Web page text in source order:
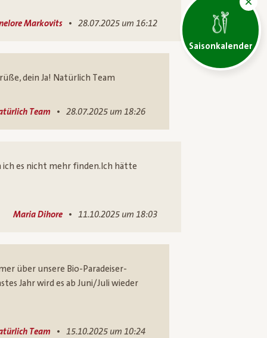
Saisonkalender
Markovits • 28.07.2025 um 16:12
dein Ja! Natürlich Team
Team • 28.07.2025 um 18:26
ich es nicht mehr finden.Ich hätte
Maria Dihore • 11.10.2025 um 18:03
über unsere Bio-Paradeiser-
Jahr wird es ab Juni/Juli wieder
Team • 15.10.2025 um 10:24